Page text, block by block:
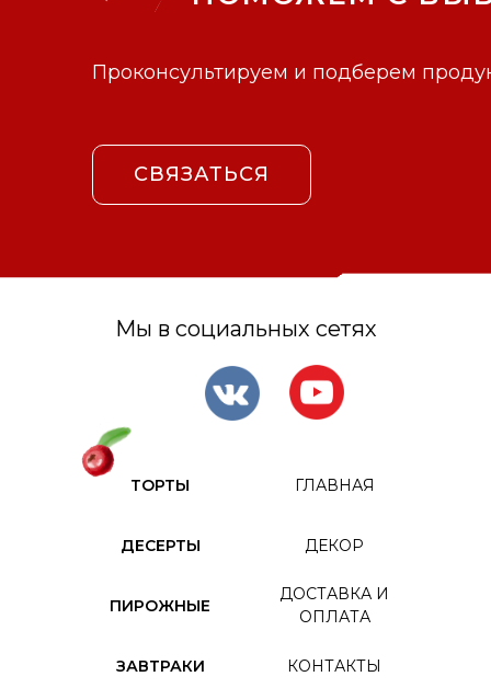
Проконсультируем и подберем
СВЯЗАТЬСЯ
Мы в социальных сетях
ГЛАВНАЯ
ЗАВТРАКИ
ТОРТЫ
ДЕСЕРТЫ
ПИРОЖНЫЕ
ДЕКОР
ДОСТАВКА И
ОПЛАТА
КОНТАКТЫ